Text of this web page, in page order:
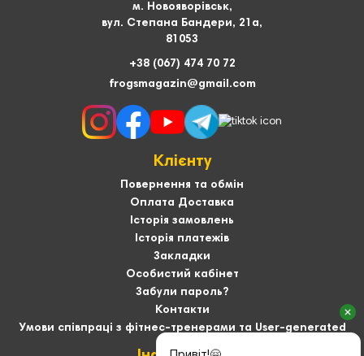
м. Новояворівськ,
вул. Степана Бандери, 21а,
81053
+38 (067) 474 70 72
frogsmagazin@gmail.com
Клієнту
Повернення та обмін
Оплата Доставка
Історія замовлень
Історія платежів
Закладки
Особистий кабінет
Забули пароль?
Контакти
Умови співпраці з фітнес-тренерами та User-generated